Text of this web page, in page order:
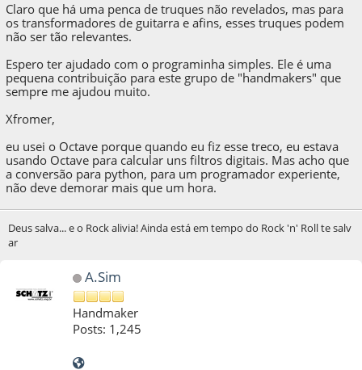
Claro que há uma penca de truques não revelados, mas para
os transformadores de guitarra e afins, esses truques podem
não ser tão relevantes.
Espero ter ajudado com o programinha simples. Ele é uma
pequena contribuição para este grupo de "handmakers" que
sempre me ajudou muito.
Xfromer,
eu usei o Octave porque quando eu fiz esse treco, eu estava
usando Octave para calcular uns filtros digitais. Mas acho que
a conversão para python, para um programador experiente,
não deve demorar mais que um hora.
Deus salva... e o Rock alivia! Ainda está em tempo do Rock 'n' Roll te salv
ar
A.Sim
Handmaker
Posts: 1,245